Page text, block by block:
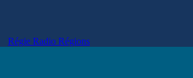
Régie Radio Régions